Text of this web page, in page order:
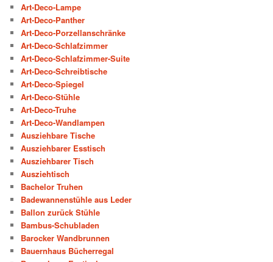
Art-Deco-Lampe
Art-Deco-Panther
Art-Deco-Porzellanschränke
Art-Deco-Schlafzimmer
Art-Deco-Schlafzimmer-Suite
Art-Deco-Schreibtische
Art-Deco-Spiegel
Art-Deco-Stühle
Art-Deco-Truhe
Art-Deco-Wandlampen
Ausziehbare Tische
Ausziehbarer Esstisch
Ausziehbarer Tisch
Ausziehtisch
Bachelor Truhen
Badewannenstühle aus Leder
Ballon zurück Stühle
Bambus-Schubladen
Barocker Wandbrunnen
Bauernhaus Bücherregal